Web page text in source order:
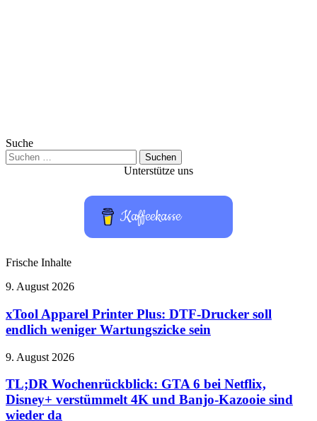
Suche
Suchen
nach:
Unterstütze uns
Kaffeekasse
Frische Inhalte
xTool
Printer
Plus:
DTF-
soll
weniger
Wartungszicke
sein
9. August 2026
xTool Apparel Printer Plus: DTF-Drucker soll
endlich weniger Wartungszicke sein
TL;DR
GTA
6
bei
9. August 2026
TL;DR Wochenrückblick: GTA 6 bei Netflix,
Disney+ verstümmelt 4K und Banjo-Kazooie sind
wieder da